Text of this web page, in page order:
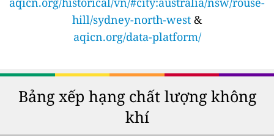
hill/sydney-north-west &
aqicn.org/data-platform/
Bảng xếp hạng chất lượng không
khí